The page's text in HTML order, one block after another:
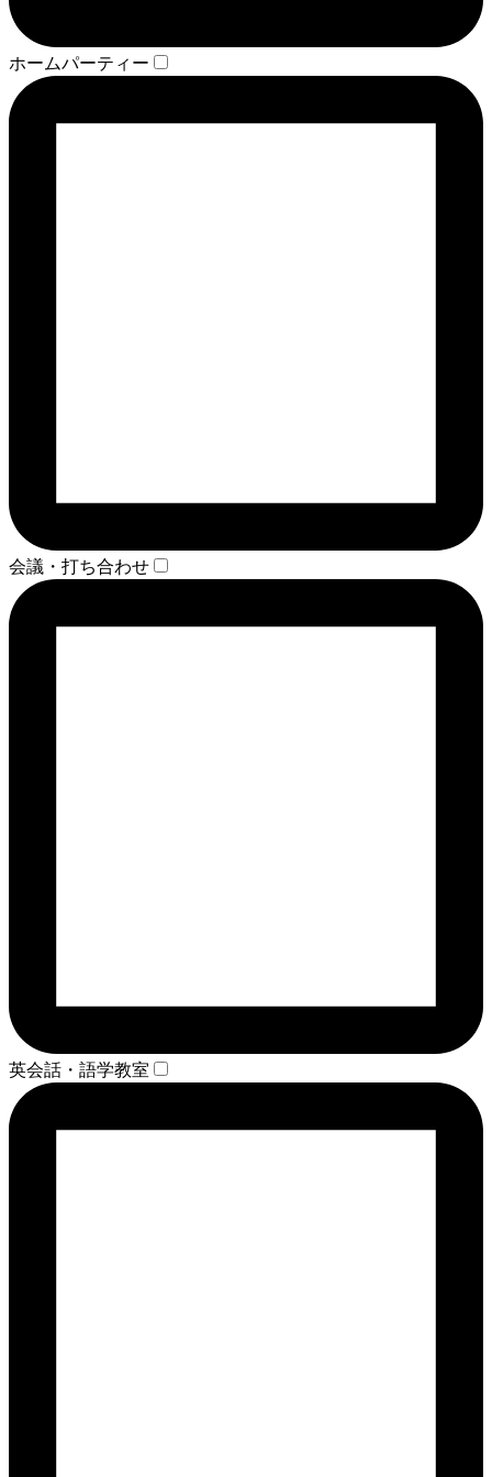
ホームパーティー
会議・打ち合わせ
英会話・語学教室